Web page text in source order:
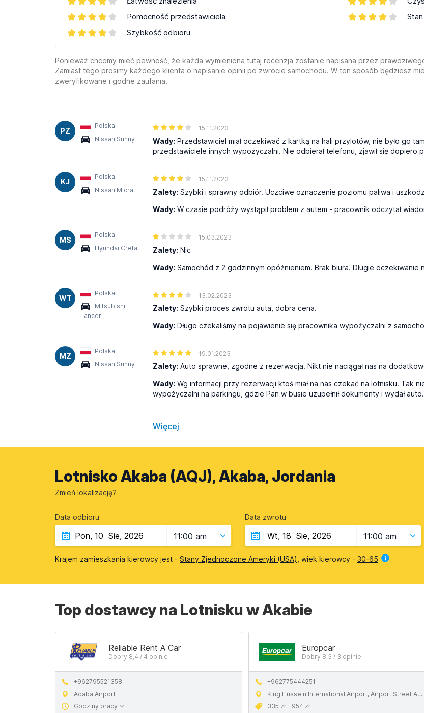
Pomocność przedstawiciela
Szybkość odbioru
Ponieważ chcemy mieć pewność, że każda wymieniona tutaj recenzja zostanie napisana przez
Zamiast tego prosimy każdego klienta o napisanie opinii po zwrocie samochodu. W ten sposób będziesz
zweryfikowane i godne zaufania.
PZ
Polska
Nissan Sunny
15.11.2023
Wady: Przedstawiciel miał oczekiwać z kartką na hali przylotów, nie było go
przedstawiciele innych wypożyczalni. Nie odbierał telefonu, zjawił się dopiero
KJ
Polska
Nissan Micra
15.11.2023
Zalety: Szybki i sprawny odbiór. Uczciwe oznaczenie poziomu paliwa i
Wady: W czasie podróży wystąpił problem z autem - pracownik odczytał
MS
Polska
Hyundai Creta
15.03.2023
Zalety: Nic
Wady: Samochód z 2 godzinnym opóźnieniem. Brak biura. Długie oczekiwanie
WT
Polska
Mitsubishi
Lancer
13.02.2023
Zalety: Szybki proces zwrotu auta, dobra cena.
Wady: Długo czekaliśmy na pojawienie się pracownika wypożyczalni z
MZ
Polska
Nissan Sunny
19.01.2023
Zalety: Auto sprawne, zgodne z rezerwacja. Nikt nie naciągał nas na
Wady: Wg informacji przy rezerwacji ktoś miał na nas czekać na lotnisku. Tak
wypożyczalni na parkingu, gdzie Pan w busie uzupełnił dokumenty i wydał auto.
Więcej
Lotnisko Akaba (AQJ), Akaba, Jordania
Zmień lokalizację?
Data odbioru
11:00 am
Data zwrotu
11:00 am
Krajem zamieszkania kierowcy jest - Stany Zjednoczone Ameryki (USA) , wiek kierowcy - 30-65
Top dostawcy na Lotnisku w Akabie
Reliable Rent A Car
Dobry 8,4 / 4 opinie
+962795521358
Aqaba Airport
Godziny pracy
Europcar
Dobry 8,3 / 3 opinie
+962775444251
King Hussein International Airport, Airport Street Aqaba, 77110 Aqaba
335 zł - 954 zł